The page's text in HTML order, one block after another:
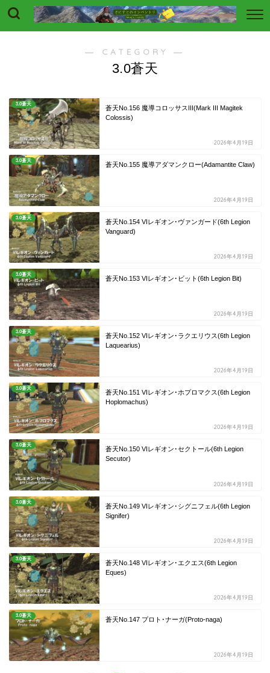
― CATEGORY ―
3.0蒼天
3.0蒼天
蒼天No.156 魔導コロッサスIII(Mark III Magitek
Colossis)
2026年4月19日
3.0蒼天
蒼天No.155 魔導アダマンクロー(Adamantite Claw)
2026年4月19日
3.0蒼天
蒼天No.154 VIレギオン･ヴァンガード(6th Legion
Vanguard)
2026年4月19日
3.0蒼天
蒼天No.153 VIレギオン･ビット(6th Legion Bit)
2026年4月19日
3.0蒼天
蒼天No.152 VIレギオン･ラクエリウス(6th Legion
Laquearius)
2026年4月19日
3.0蒼天
蒼天No.151 VIレギオン･ホプロマクス(6th Legion
Hoplomachus)
2026年4月19日
3.0蒼天
蒼天No.150 VIレギオン･セクトール(6th Legion
Secutor)
2026年4月19日
3.0蒼天
蒼天No.149 VIレギオン･シグニフェル(6th Legion
Signifer)
2026年4月19日
3.0蒼天
蒼天No.148 VIレギオン･エクエス(6th Legion
Eques)
2026年4月19日
3.0蒼天
蒼天No.147 プロト･ナーガ(Proto-naga)
2026年4月19日